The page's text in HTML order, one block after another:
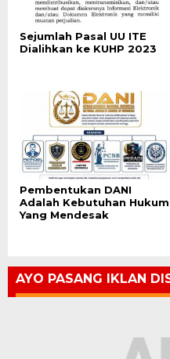
Sejumlah Pasal UU ITE
Dialihkan ke KUHP 2023
Pembentukan DANI
Adalah Kebutuhan Hukum
Yang Mendesak
AYO PASANG IKLAN